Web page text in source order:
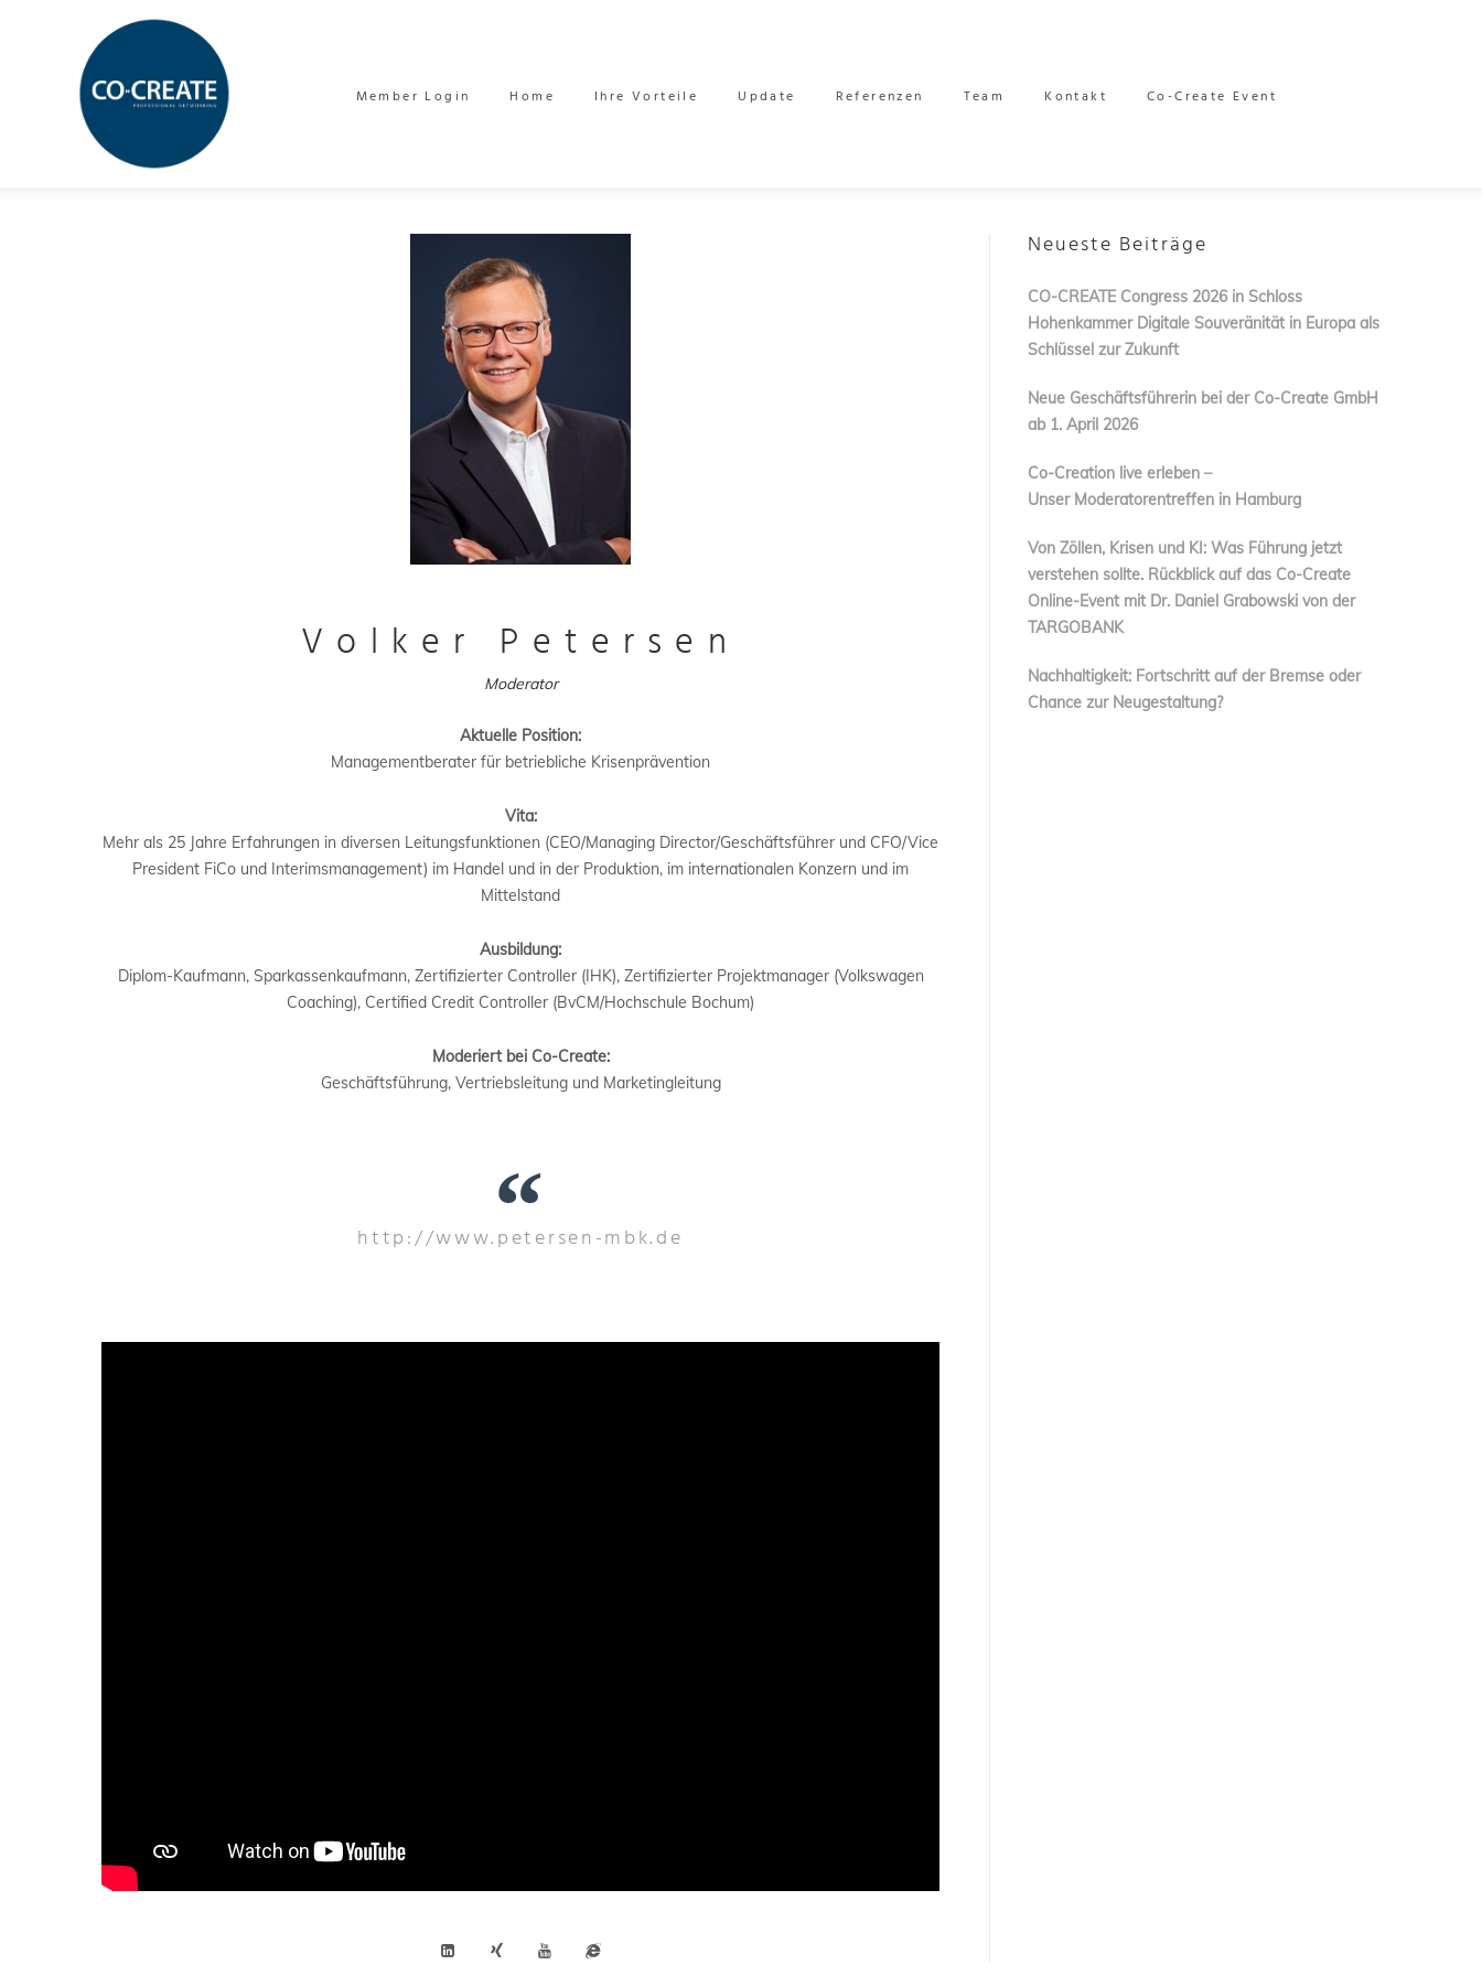
Member Login Home Ihre Vorteile Update Referenzen Team Kontakt Co-Create Event
Volker Petersen
Moderator
Aktuelle Position:
Managementberater für betriebliche Krisenprävention
Vita:
Mehr als 25 Jahre Erfahrungen in diversen Leitungsfunktionen (CEO/Managing Director/Geschäftsführer und CFO/Vice
President FiCo und Interimsmanagement) im Handel und in der Produktion, im internationalen Konzern und im
Mittelstand
Ausbildung:
Diplom-Kaufmann, Sparkassenkaufmann, Zertifizierter Controller (IHK), Zertifizierter Projektmanager (Volkswagen
Coaching), Certified Credit Controller (BvCM/Hochschule Bochum)
Moderiert bei Co-Create:
Geschäftsführung, Vertriebsleitung und Marketingleitung
http://www.petersen-mbk.de
Neueste Beiträge
CO-CREATE Congress 2026 in Schloss
Hohenkammer Digitale Souveränität in Europa als
Schlüssel zur Zukunft
Neue Geschäftsführerin bei der Co-Create GmbH
ab 1. April 2026
Co-Creation live erleben –
Unser Moderatorentreffen in Hamburg
Von Zöllen, Krisen und KI: Was Führung jetzt
verstehen sollte. Rückblick auf das Co-Create
Online-Event mit Dr. Daniel Grabowski von der
TARGOBANK
Nachhaltigkeit: Fortschritt auf der Bremse oder
Chance zur Neugestaltung?